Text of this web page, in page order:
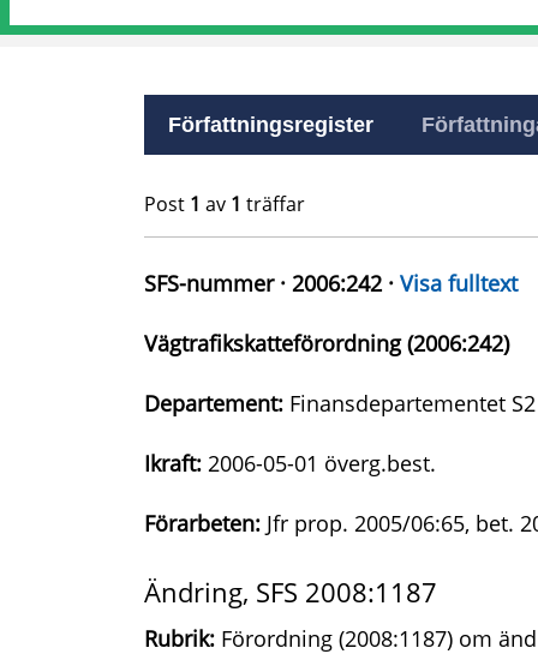
Författningsregister
Post 1 av 1 träffar
SFS-nummer · 2006:242 · Visa fulltext
Vägtrafikskatteförordning (2006:242)
Departement: Finansdepartementet S2
Ikraft: 2006-05-01 överg.best.
Förarbeten: Jfr prop. 2005/06:65, bet.
Ändring, SFS 2008:1187
Rubrik: Förordning (2008:1187) om